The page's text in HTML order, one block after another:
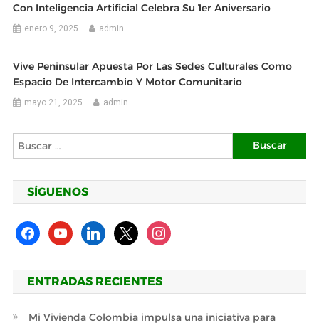
Con Inteligencia Artificial Celebra Su 1er Aniversario
enero 9, 2025 admin
Vive Peninsular Apuesta Por Las Sedes Culturales Como
Espacio De Intercambio Y Motor Comunitario
mayo 21, 2025 admin
Buscar:
SÍGUENOS
facebookyoutubelinkedin
x instagram
ENTRADAS RECIENTES
Mi Vivienda Colombia impulsa una iniciativa para